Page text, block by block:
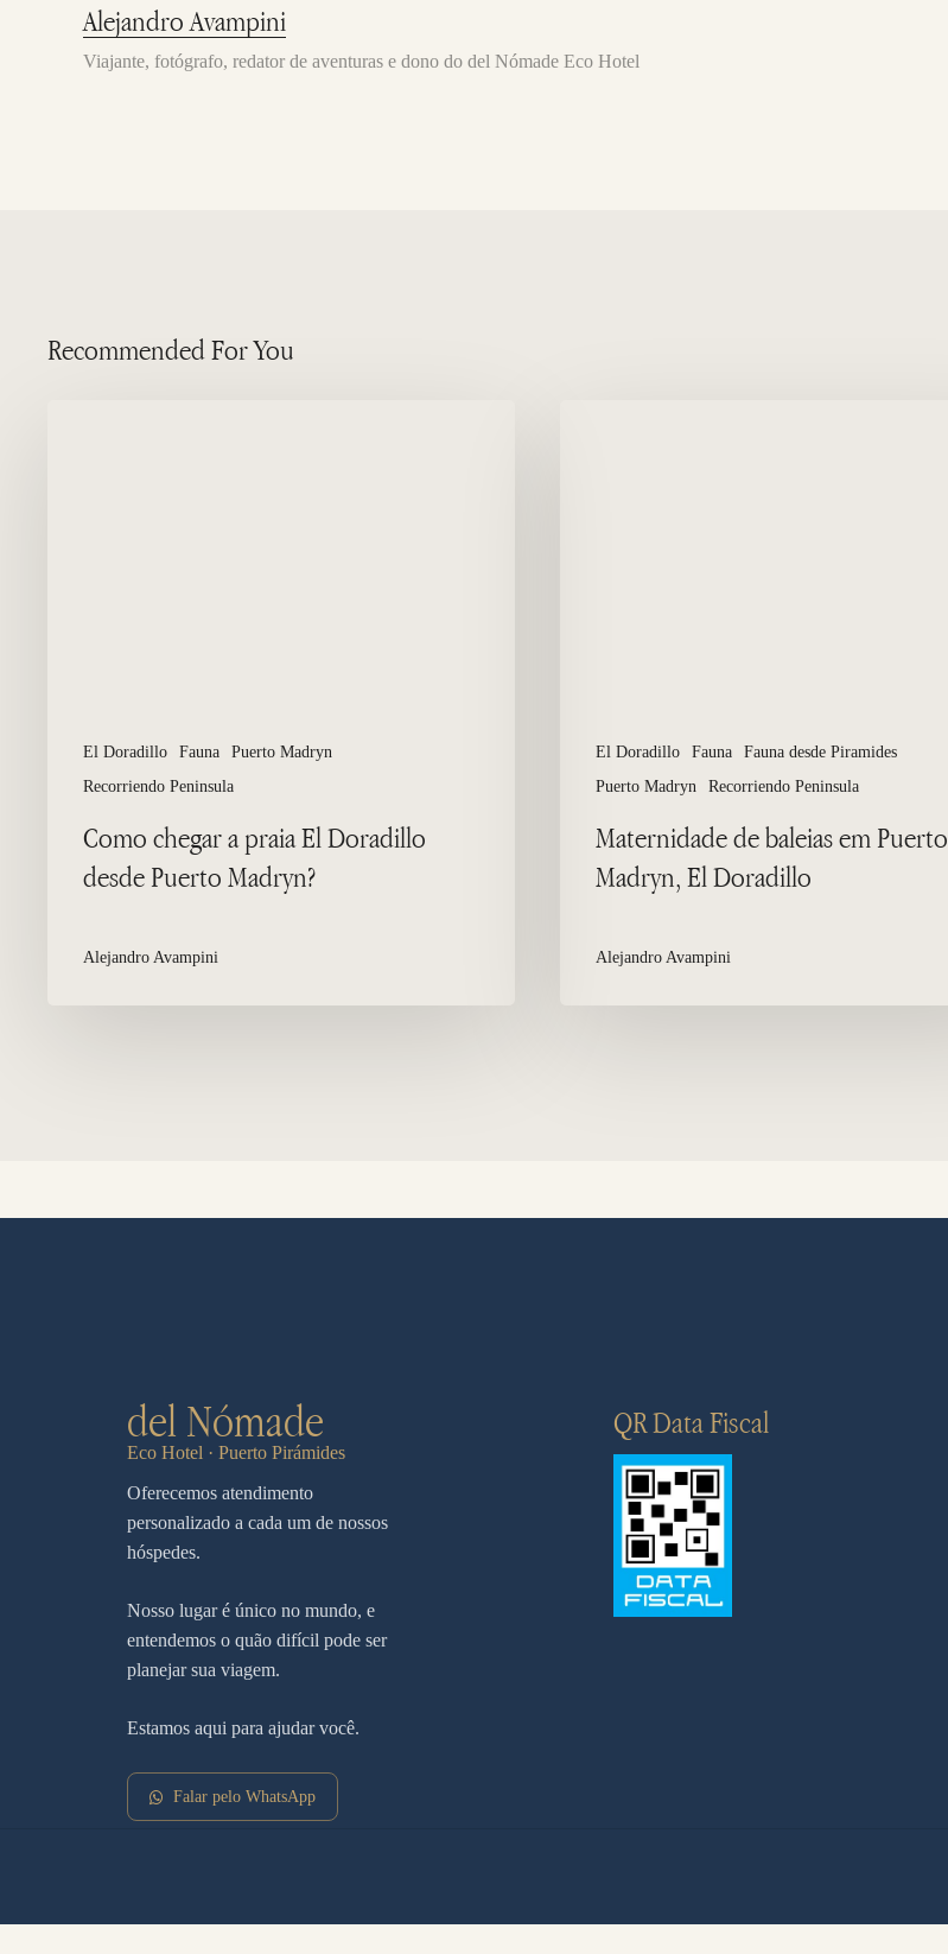
Alejandro Avampini
Viajante, fotógrafo, redator de aventuras e dono do del Nómade Eco Hotel
Recommended For You
El Doradillo Fauna
Puerto Madryn
Recorriendo Peninsula
Como chegar a praia El Doradillo
desde Puerto Madryn?
Alejandro Avampini
El Doradillo Fauna
Fauna desde Piramides
Puerto Madryn
Recorriendo Peninsula
Maternidade de baleias em Puerto
Madryn, El Doradillo
Alejandro Avampini
del Nómade
Eco Hotel · Puerto Pirámides
Oferecemos atendimento
personalizado a cada um de nossos
hóspedes.
Nosso lugar é único no mundo, e
entendemos o quão difícil pode ser
planejar sua viagem.
Estamos aqui para ajudar você.
Falar pelo WhatsApp
QR Data Fiscal